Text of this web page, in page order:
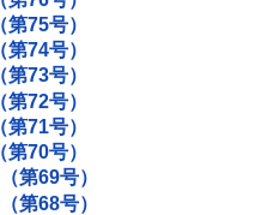
75号）
74号）
73号）
72号）
71号）
70号）
第69号）
第68号）